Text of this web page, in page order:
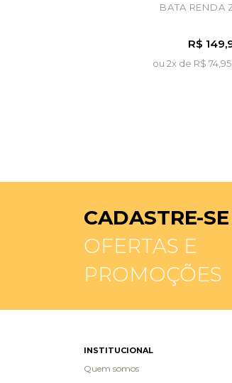
BATA RENDA
R$
ou 2x de R$
CADASTRE-SE
OFERTAS E
PROMOÇÕES
INSTITUCIONAL
Quem somos